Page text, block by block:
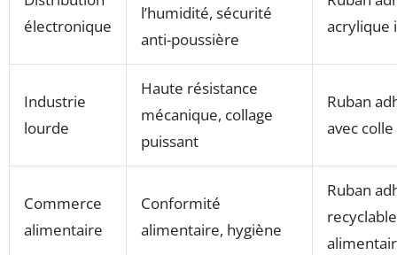
électronique
l’humidité, sécurité
anti-poussière
acrylique
Industrie
lourde
Haute résistance
mécanique, collage
puissant
Ruban
avec
Commerce
alimentaire
Conformité
alimentaire, hygiène
Ruban